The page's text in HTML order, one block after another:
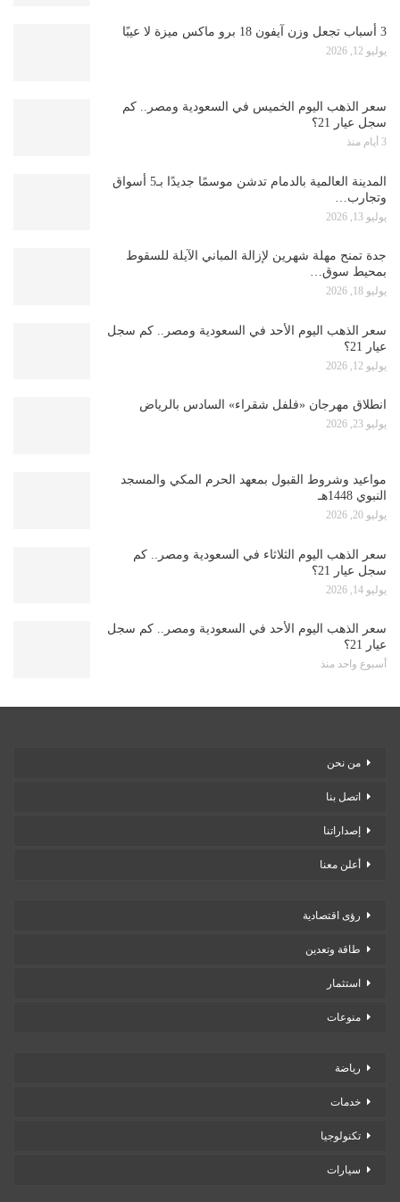
3 أسباب تجعل وزن آيفون 18 برو ماكس ميزة لا عيبًا
يوليو 12, 2026
سعر الذهب اليوم الخميس في السعودية ومصر.. كم
سجل عيار 21؟
3 أيام منذ
المدينة العالمية بالدمام تدشن موسمًا جديدًا بـ5 أسواق
وتجارب…
يوليو 13, 2026
جدة تمنح مهلة شهرين لإزالة المباني الآيلة للسقوط
بمحيط سوق…
يوليو 18, 2026
سعر الذهب اليوم الأحد في السعودية ومصر.. كم سجل
عيار 21؟
يوليو 12, 2026
انطلاق مهرجان «فلفل شقراء» السادس بالرياض
يوليو 23, 2026
مواعيد وشروط القبول بمعهد الحرم المكي والمسجد
النبوي 1448هـ
يوليو 20, 2026
سعر الذهب اليوم الثلاثاء في السعودية ومصر.. كم
سجل عيار 21؟
يوليو 14, 2026
سعر الذهب اليوم الأحد في السعودية ومصر.. كم سجل
عيار 21؟
أسبوع واحد منذ
من نحن
اتصل بنا
إصداراتنا
أعلن معنا
رؤى اقتصادية
طاقة وتعدين
استثمار
منوعات
رياضة
خدمات
تكنولوجيا
سيارات